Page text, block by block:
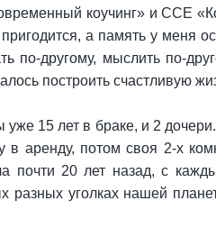
коучинг» и CCE
а память у меня
другому, мыслить по-
построить счастливую
15 лет в браке, и 2
аренду, потом своя 2-х
почти 20 лет назад, с
разных уголках нашей